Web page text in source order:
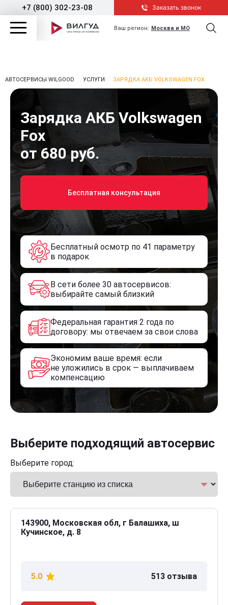
+7 (800) 302-23-08 Заказать звонок
Ваш регион: Москва и МО
АВТОСЕРВИСЫ WILGOOD УСЛУГИ ЗАРЯДКА АКБ VOLKSWAGEN FOX
Зарядка АКБ Volkswagen
Fox
от 680 руб.
Бесплатная консультация
Бесплатный осмотр по 41 параметру
в подарок
В сети более 30 автосервисов:
выбирайте самый близкий
Федеральная гарантия 2 года по
договору: мы отвечаем за свои слова
Экономим ваше время: если
не уложились в срок — выплачиваем
компенсацию
Выберите подходящий автосервис
Выберите город:
143900, Московская обл, г Балашиха, ш
Кучинское, д. 8
5.0 513 отзыва